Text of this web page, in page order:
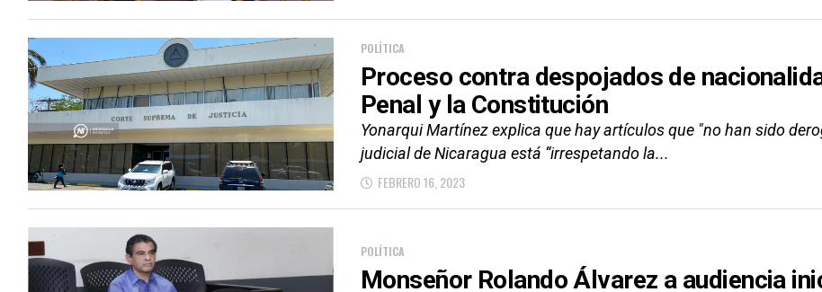
POLÍTICA
Proceso contra despojados de
Penal y la Constitución
Yonarqui Martínez explica que hay artículos que "no han sido
judicial de Nicaragua está “irrespetando la...
FEBRERO 16, 2023
POLÍTICA
Monseñor Rolando Álvarez a audiencia